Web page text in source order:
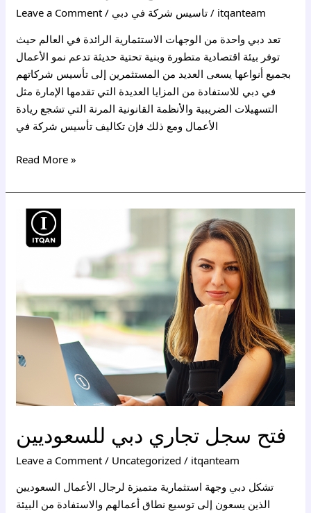
Leave a Comment / تاسيس شركة في دبي / itqanteam
تعد دبي واحدة من الوجهات الاستثمارية الرائدة في العالم حيث
توفر بيئة اقتصادية متطورة وبنية تحتية حديثة تدعم نمو الأعمال
بجميع أنواعها يسعى العديد من المستثمرين إلى تأسيس شركاتهم
في دبي للاستفادة من المزايا العديدة التي تقدمها الإمارة مثل
التسهيلات الضريبية والأنظمة القانونية المرنة التي تشجع ريادة
الأعمال ومع ذلك فإن تكاليف تأسيس شركة في
Read More »
فتح سجل تجاري دبي للسعوديين
Leave a Comment / Uncategorized / itqanteam
تشكل دبي وجهة استثمارية متميزة لرجال الأعمال السعوديين
الذين يسعون إلى توسيع نطاق أعمالهم والاستفادة من البيئة
سجل
تجاري